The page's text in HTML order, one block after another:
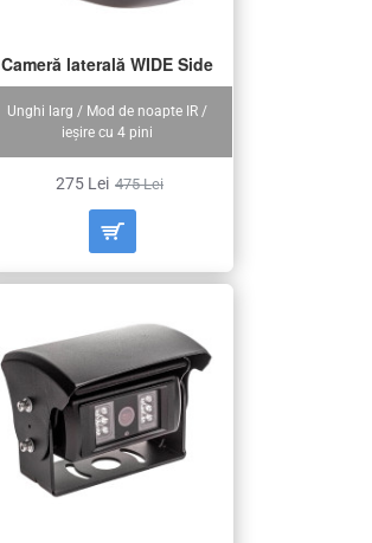
Unghi larg / Mod de noapte IR /
ieșire cu 4 pini
Cameră laterală WIDE Side
275 Lei 475 Lei